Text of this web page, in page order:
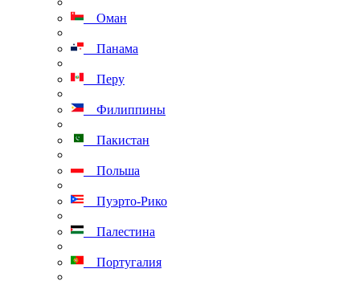
Оман
Панама
Перу
Филиппины
Пакистан
Польша
Пуэрто-Рико
Палестина
Португалия